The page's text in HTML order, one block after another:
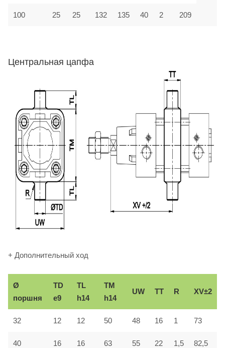
100 25 25 132 135 40 2 209
Центральная цапфа
+ Дополнительный ход
Ø
поршня
TD
e9
TL
h14
TM
h14
UW TT R XV±2
32 12 12 50 48 16 1 73
40 16 16 63 55 22 1,5 82,5